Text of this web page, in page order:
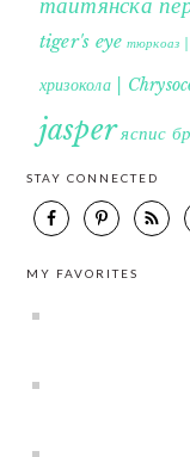
tiger's eye тюркоаз
хризокола |
jasperяспис
STAY CONNECTED
MY FAVORITES